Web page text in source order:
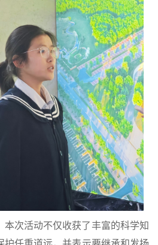
本次活动不仅收获了丰富的科学知